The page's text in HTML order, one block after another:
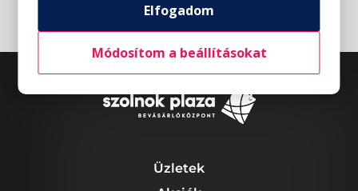
Üzletek
Elfogadom
Módosítom a beállításokat